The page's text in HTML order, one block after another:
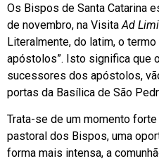
Os Bispos de Santa Catarina
de novembro, na VisitaAd
Literalmente, do latim, o
apóstolos”. Isto significa que
sucessores dos apóstolos,
portas da Basílica de São
Trata-se de um momento
pastoral dos Bispos, uma
forma mais intensa, a